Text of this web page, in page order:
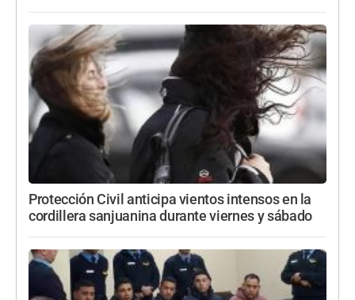
Protección Civil anticipa vientos intensos en la
cordillera sanjuanina durante viernes y sábado